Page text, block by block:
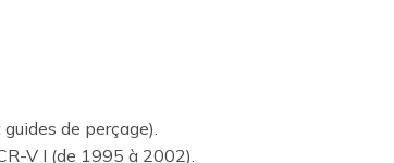
de perçage).
V I (de 1995 à 2002).